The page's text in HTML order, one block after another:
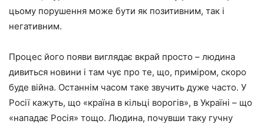
цьому порушення може бути як позитивним, так і
негативним.
Процес його появи виглядає вкрай просто – людина
дивиться новини і там чує про те, що, приміром, скоро
буде війна. Останнім часом таке звучить дуже часто. У
Росії кажуть, що «країна в кільці ворогів», в Україні – що
«нападає Росія» тощо. Людина, почувши таку гучну